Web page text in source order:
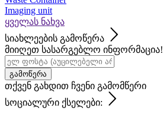
Imaging unit
ყველას ნახვა
სიახლეების გამოწერა
მიიღეთ სასარგებლო ინფორმაცია!
გამოწერა
თქვენ გახდით ჩვენი გამომწერი
სოციალური ქსელები: